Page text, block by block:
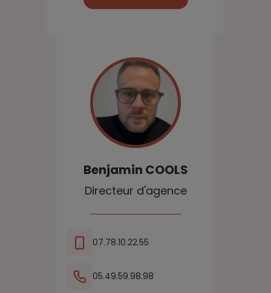
Benjamin COOLS
Directeur d'agence
07.78.10.22.55
05.49.59.98.98